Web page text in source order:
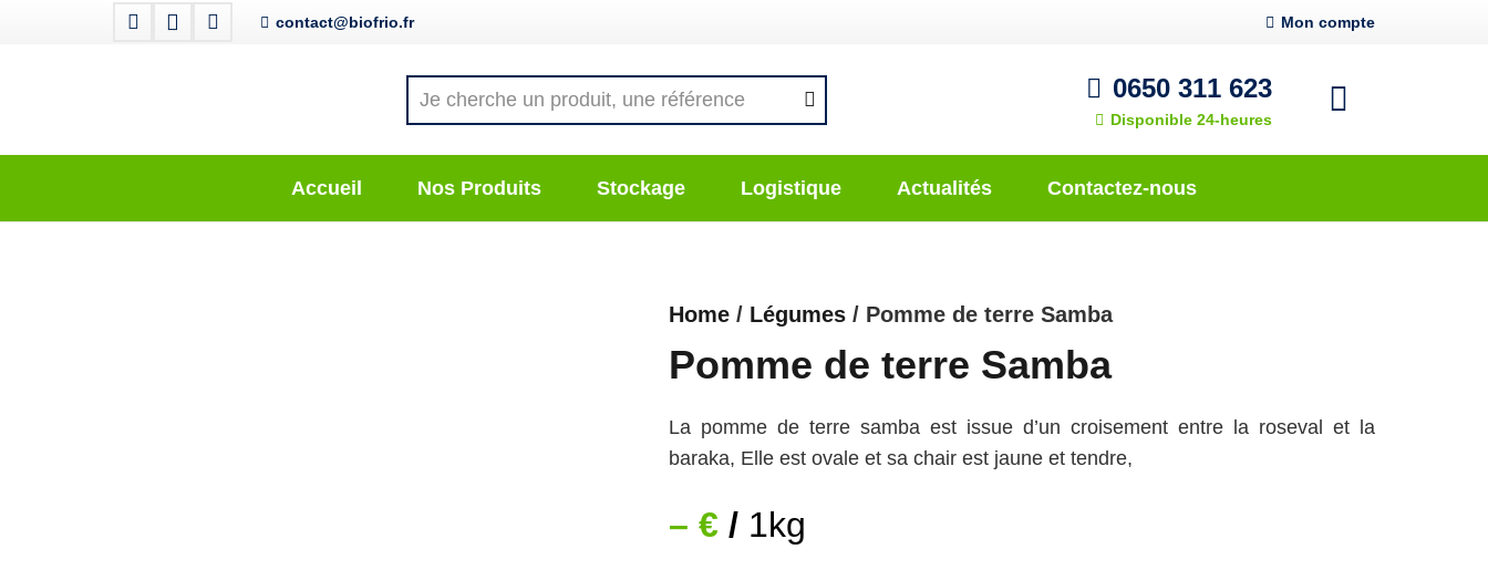
contact@biofrio.fr Mon compte
0650 311 623
Disponible 24-heures
Accueil Nos Produits Stockage Logistique Actualités Contactez-nous
Home/ Légumes/ Pomme de terre Samba
Pomme de terre Samba
La pomme de terre samba est issue d’un croisement entre la roseval et la
baraka, Elle est ovale et sa chair est jaune et tendre,
– € / 1kg